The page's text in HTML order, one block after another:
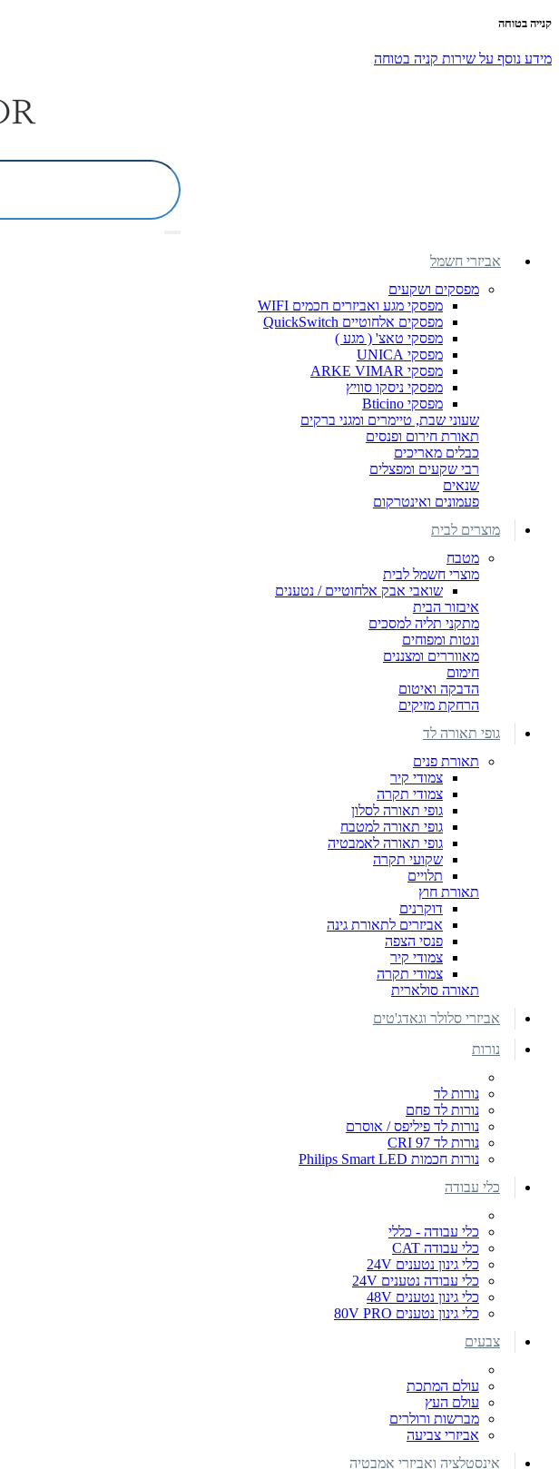
קנייה בטוחה
מידע נוסף על שירות קניה בטוחה
אביזרי חשמל
מפסקים ושקעים
מפסקי מגע ואביזרים חכמים WIFI
מפסקים אלחוטיים QuickSwitch
מפסקי טאצ' ( מגע )
מפסקי UNICA
מפסקי ARKE VIMAR
מפסקי ניסקו סוויץ
מפסקי Bticino
שעוני שבת, טיימרים ומגני ברקים
תאורת חירום ופנסים
כבלים מאריכים
רבי שקעים ומפצלים
שנאים
פעמונים ואינטרקום
מוצרים לבית
מטבח
מוצרי חשמל לבית
שואבי אבק אלחוטיים / נטענים
איבזור הבית
מתקני תליה למסכים
ונטות ומפוחים
מאווררים ומצננים
חימום
הדבקה ואיטום
הרחקת מזיקים
גופי תאורה לד
תאורת פנים
צמודי קיר
צמודי תקרה
גופי תאורה לסלון
גופי תאורה למטבח
גופי תאורה לאמבטיה
שקועי תקרה
תלויים
תאורת חוץ
דוקרנים
אביזרים לתאורת גינה
פנסי הצפה
צמודי קיר
צמודי תקרה
תאורה סולארית
אביזרי סלולר וגאדג'טים
נורות
נורות לד
נורות לד פחם
נורות לד פיליפס / אוסרם
נורות לד CRI 97
נורות חכמות Philips Smart LED
כלי עבודה
כלי עבודה - כללי
כלי עבודה CAT
כלי גינון נטענים 24V
כלי עבודה נטענים 24V
כלי גינון נטענים 48V
כלי גינון נטענים 80V PRO
צבעים
עולם המתכת
עולם העץ
מברשות ורולרים
אביזרי צביעה
אינסטלציה ואביזרי אמבטיה